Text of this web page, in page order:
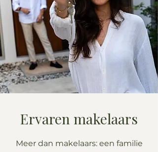
Ervaren makelaars
Meer dan makelaars: een familie